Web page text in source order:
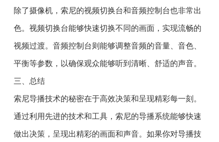
除了摄像机，索尼的视频切换台和音频控制台也非常出
色。视频切换台能够快速切换不同的画面，实现流畅的
视频过渡。音频控制台则能够调整音频的音量、音色、
平衡等参数，以确保观众能够听到清晰、舒适的声音。
三、总结
索尼导播技术的秘密在于高效决策和呈现精彩每一刻。
通过利用先进的技术和工具，索尼的导播系统能够快速
做出决策，呈现出精彩的画面和声音。如果你对导播技